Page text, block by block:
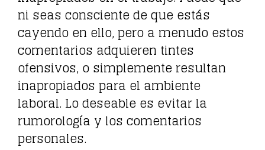
ni seas consciente de que estás
cayendo en ello, pero a menudo estos
comentarios adquieren tintes
ofensivos, o simplemente resultan
inapropiados para el ambiente
laboral. Lo deseable es evitar la
rumorología y los comentarios
personales.